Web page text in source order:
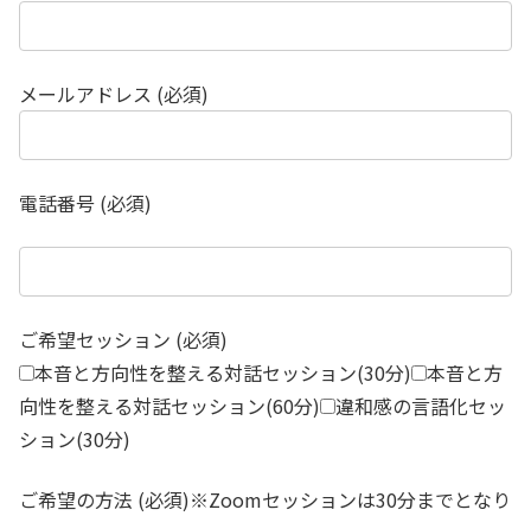
メールアドレス (必須)
電話番号 (必須)
ご希望セッション (必須)
本音と方向性を整える対話セッション(30分) 本音と方
向性を整える対話セッション(60分) 違和感の言語化セッ
ション(30分)
ご希望の方法 (必須)※Zoomセッションは30分までとなり